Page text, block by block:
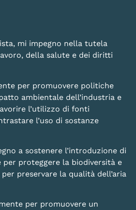
mi impegno nella tutela
della salute e dei diritti
per promuovere politiche
ambientale dell’industria e
l’utilizzo di fonti
l’uso di sostanze
a sostenere l’introduzione di
per proteggere la biodiversità e
preservare la qualità dell’aria
per promuovere un